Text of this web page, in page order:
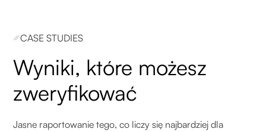
CASE STUDIES
Wyniki, które możesz
zweryfikować
Jasne raportowanie tego, co liczy się najbardziej dla